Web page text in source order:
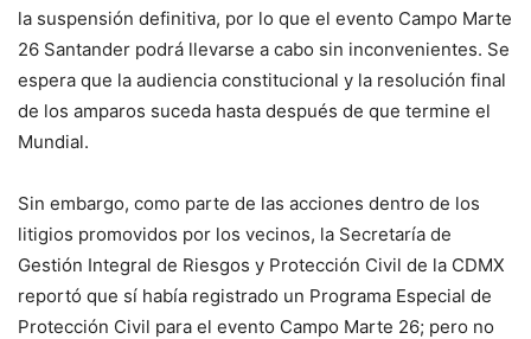
la suspensión definitiva, por lo que el evento Campo Marte
26 Santander podrá llevarse a cabo sin inconvenientes. Se
espera que la audiencia constitucional y la resolución final
de los amparos suceda hasta después de que termine el
Mundial.
Sin embargo, como parte de las acciones dentro de los
litigios promovidos por los vecinos, la Secretaría de
Gestión Integral de Riesgos y Protección Civil de la CDMX
reportó que sí había registrado un Programa Especial de
Protección Civil para el evento Campo Marte 26; pero no